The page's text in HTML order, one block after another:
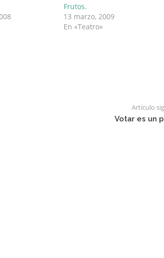
Frutos.
13 marzo, 2009
En «Teatro»
Artículo
Votar es un